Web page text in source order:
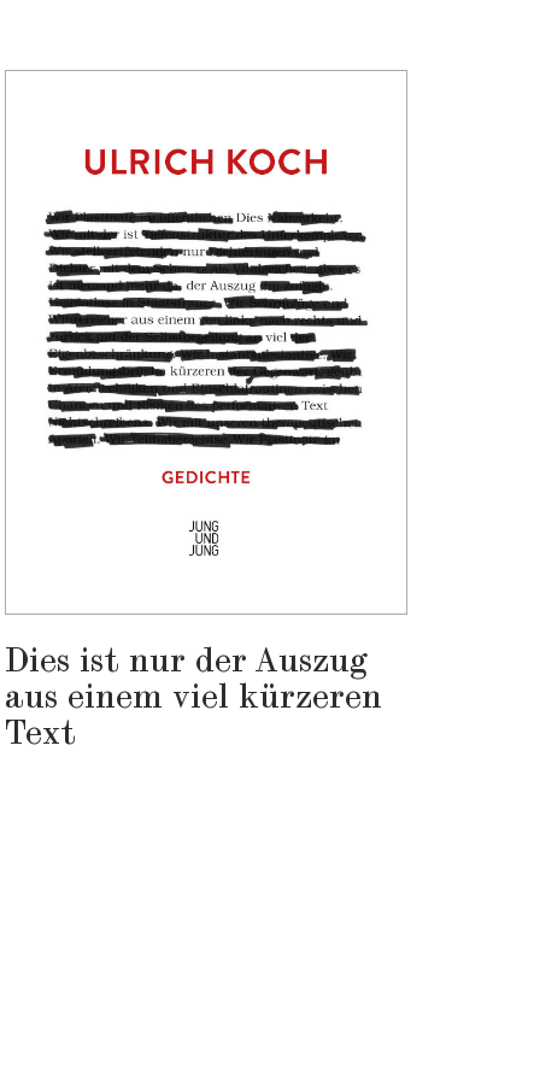
Dies ist nur der Auszug
aus einem viel kürzeren
Text